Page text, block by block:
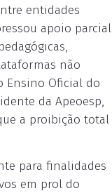
entidades
apoio parcial
não
Ensino Oficial do
da Apeoesp,
a proibição total
para finalidades
em prol do